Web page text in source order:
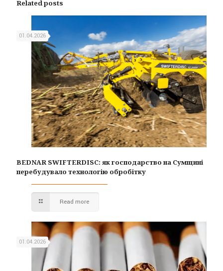
Related posts
01.04.2026
BEDNAR SWIFTERDISC: як господарство на Сумщині
перебудувало технологію обробітку
Read more
01.04.2026